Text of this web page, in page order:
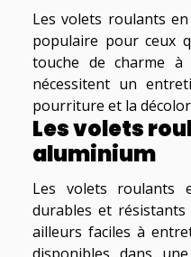
Les volets roulants
populaire pour ceux
touche de charme à
nécessitent un
pourriture et la
Les volets
aluminium
Les volets roulants
durables et
ailleurs faciles à